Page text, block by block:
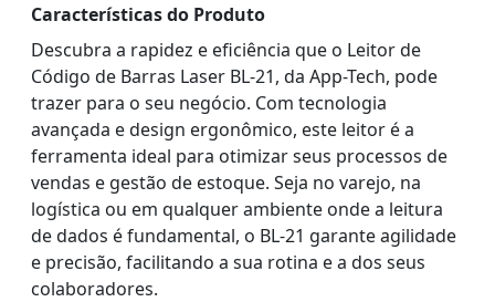
Características do Produto
Descubra a rapidez e eficiência que o Leitor de
Código de Barras Laser BL-21, da App-Tech, pode
trazer para o seu negócio. Com tecnologia
avançada e design ergonômico, este leitor é a
ferramenta ideal para otimizar seus processos de
vendas e gestão de estoque. Seja no varejo, na
logística ou em qualquer ambiente onde a leitura
de dados é fundamental, o BL-21 garante agilidade
e precisão, facilitando a sua rotina e a dos seus
colaboradores.